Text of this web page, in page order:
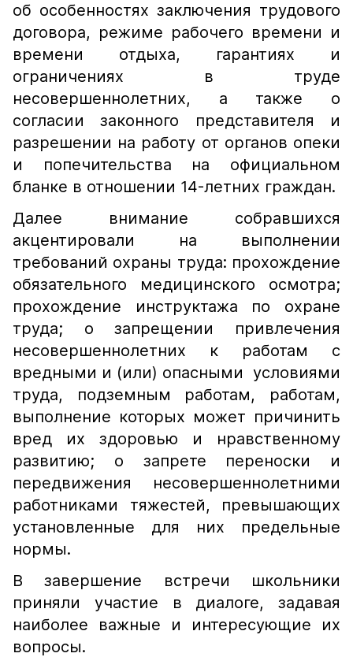
об особенностях заключения трудового
договора, режиме рабочего времени и
времени отдыха, гарантиях и
ограничениях в труде
несовершеннолетних, а также о
согласии законного представителя и
разрешении на работу от органов опеки
и попечительства на официальном
бланке в отношении 14-летних граждан.
Далее внимание собравшихся
акцентировали на выполнении
требований охраны труда: прохождение
обязательного медицинского осмотра;
прохождение инструктажа по охране
труда; о запрещении привлечения
несовершеннолетних к работам с
вредными и (или) опасными условиями
труда, подземным работам, работам,
выполнение которых может причинить
вред их здоровью и нравственному
развитию; о запрете переноски и
передвижения несовершеннолетними
работниками тяжестей, превышающих
установленные для них предельные
нормы.
В завершение встречи школьники
приняли участие в диалоге, задавая
наиболее важные и интересующие их
вопросы.